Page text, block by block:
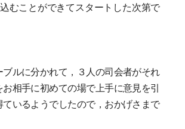
むことができてスタートした次第で
ルに分かれて，３人の司会者がそれ
相手に初めての場で上手に意見を引
いるようでしたので，おかげさまで